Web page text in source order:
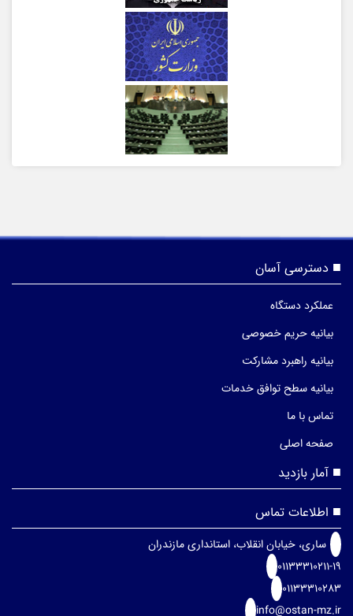
دسترسی آسان
عملکرد دستگاه
بیانیه حریم خصوصی
بیانیه راهبرد مشارکت
بیانیه سطح توافق خدمات
تماس با ما
صفحه اصلی
آمار بازدید
اطلاعات تماس
ساری، خیابان انقلاب، استانداری مازندران
01133310211-19
01133310283
info@ostan-mz.ir